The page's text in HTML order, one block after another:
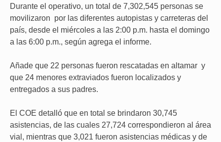
Durante el operativo, un total de 7,302,545 personas se
movilizaron por las diferentes autopistas y carreteras del
país, desde el miércoles a las 2:00 p.m. hasta el domingo
a las 6:00 p.m., según agrega el informe.
Añade que 22 personas fueron rescatadas en altamar y
que 24 menores extraviados fueron localizados y
entregados a sus padres.
El COE detalló que en total se brindaron 30,745
asistencias, de las cuales 27,724 correspondieron al área
vial, mientras que 3,021 fueron asistencias médicas y de